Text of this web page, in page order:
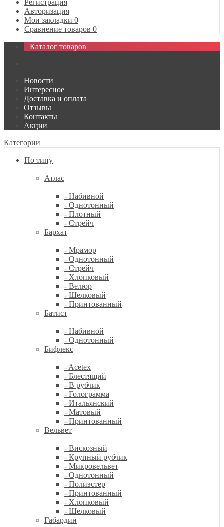
Регистрация
Авторизация
Мои закладки 0
Сравнение товаров 0
Каталог товаров
Новости
Интересное
Доставка и оплата
Отзывы
Контакты
Акции
Категории
По типу
Атлас
- Набивной
- Однотонный
- Плотный
- Стрейч
Бархат
- Мрамор
- Однотонный
- Стрейч
- Хлопковый
- Велюр
- Шелковый
- Принтованный
Батист
- Набивной
- Однотонный
Бифлекс
- Acetex
- Блестящий
- В рубчик
- Голограмма
- Итальянский
- Матовый
- Принтованный
Вельвет
- Вискозный
- Крупный рубчик
- Микровельвет
- Однотонный
- Полиэстер
- Принтованный
- Хлопковый
- Шелковый
Габардин